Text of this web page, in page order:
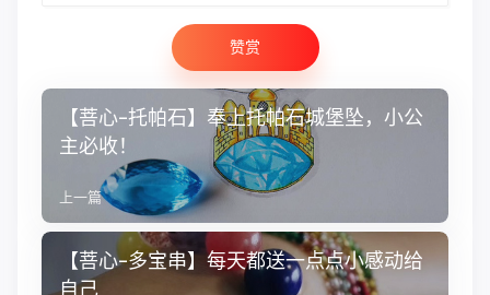
赞赏
【菩心-托帕石】奉上托帕石城堡坠，小公
主必收！
上一篇
【菩心-多宝串】每天都送一点点小感动给
自己